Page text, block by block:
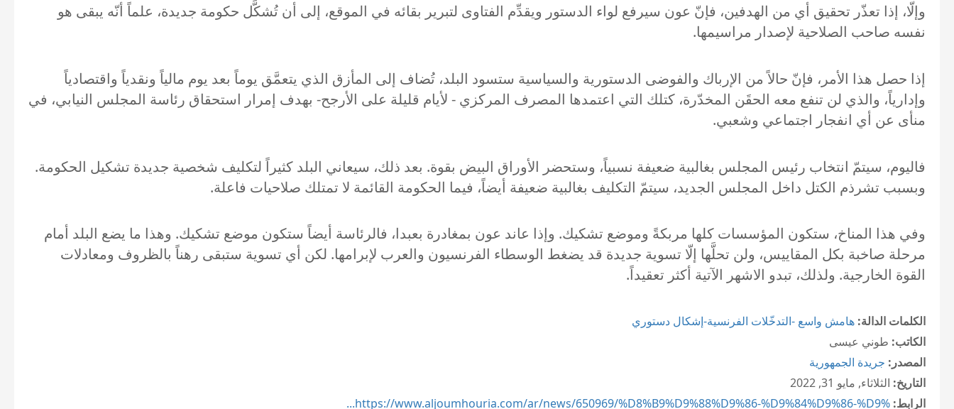
وإلّا، إذا تعذّر تحقيق أي من الهدفين، فإنّ عون سيرفع لواء الدستور ويقدِّم الفتاوى لتبرير بقائه في الموقع، إلى أن تُشكَّل حكومة جديدة، علماً أنّه يبقى هو
نفسه صاحب الصلاحية لإصدار مراسيمها.
إذا حصل هذا الأمر، فإنّ حالاً من الإرباك والفوضى الدستورية والسياسية ستسود البلد، تُضاف إلى المأزق الذي يتعمَّق يوماً بعد يوم مالياً ونقدياً واقتصادياً
وإدارياً، والذي لن تنفع معه الحقَن المخدّرة، كتلك التي اعتمدها المصرف المركزي - لأيام قليلة على الأرجح- بهدف إمرار استحقاق رئاسة المجلس النيابي، في
منأى عن أي انفجار اجتماعي وشعبي.
فاليوم، سيتمّ انتخاب رئيس المجلس بغالبية ضعيفة نسبياً، وستحضر الأوراق البيض بقوة. بعد ذلك، سيعاني البلد كثيراً لتكليف شخصية جديدة تشكيل الحكومة.
وبسبب تشرذم الكتل داخل المجلس الجديد، سيتمّ التكليف بغالبية ضعيفة أيضاً، فيما الحكومة القائمة لا تمتلك صلاحيات فاعلة.
وفي هذا المناخ، ستكون المؤسسات كلها مربكةً وموضع تشكيك. وإذا عاند عون بمغادرة بعبدا، فالرئاسة أيضاً ستكون موضع تشكيك. وهذا ما يضع البلد أمام
مرحلة صاخبة بكل المقاييس، ولن تحلَّها إلّا تسوية جديدة قد يضغط الوسطاء الفرنسيون والعرب لإبرامها. لكن أي تسوية ستبقى رهناً بالظروف ومعادلات
القوة الخارجية. ولذلك، تبدو الاشهر الآتية أكثر تعقيداً.
الكلمات الدالة: هامش واسع -التدخّلات الفرنسية-إشكال دستوري
الكاتب: طوني عيسى
المصدر: جريدة الجمهورية
التاريخ: الثلاثاء, مايو 31, 2022
الرابط: https://www.aljoumhouria.com/ar/news/650969/%D8%B9%D9%88%D9%86-%D9%84%D9%86-%D9%...